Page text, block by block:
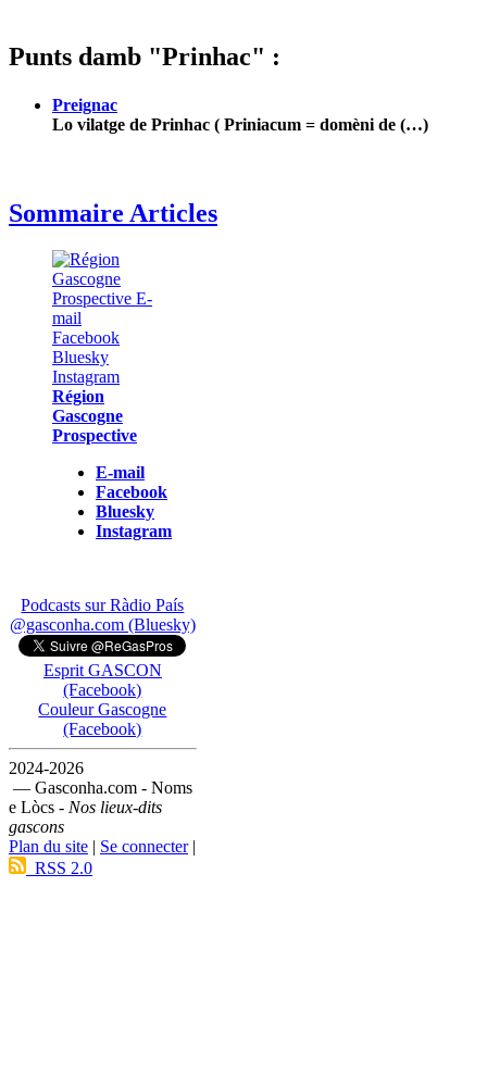
Punts damb "Prinhac" :
Preignac
Lo vilatge de Prinhac ( Priniacum = domèni de (…)
Sommaire Articles
Région
Gascogne
Prospective
E-mail
Facebook
Bluesky
Instagram
Podcasts sur Ràdio País
@gasconha.com (Bluesky)
Esprit GASCON
(Facebook)
Couleur Gascogne
(Facebook)
2024-2026
— Gasconha.com - Noms
e Lòcs - Nos lieux-dits
gascons
Plan du site | Se connecter|
RSS 2.0